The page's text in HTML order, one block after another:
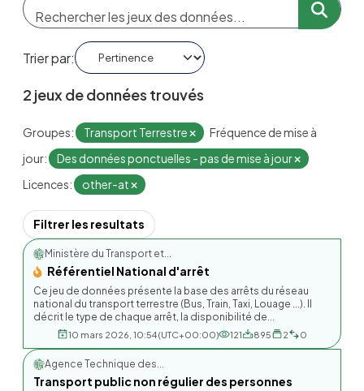
Trier par
2 jeux de données trouvés
Groupes: Transport Terrestre
Fréquence de mise à
jour:
Des données ponctuelles - pas de mise à jour
Licences:
other-at
Filtrer les resultats
Ministère du Transport et...
Référentiel National d'arrêt
Ce jeu de données présente la base des arrêts du réseau
national du transport terrestre (Bus, Train, Taxi, Louage ...). Il
décrit le type de chaque arrêt, la disponibilité de...
10 mars 2026, 10:54 (UTC+00:00) 121 895 2 0
Agence Technique des...
Transport public non régulier des personnes